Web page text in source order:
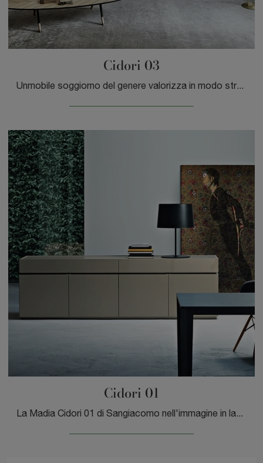
Cidori 03
Unmobile soggiorno del genere valorizza in modo strategico i tuoi interni impreziosendoli: contattaci e scopri come dare vita a un'ambientazione ...
Cidori 01
La Madia Cidori 01 di Sangiacomo nell'immagine in laccato lucido risolve le più particolari necessità di stile e spazio, arredando la zona giorno con ...